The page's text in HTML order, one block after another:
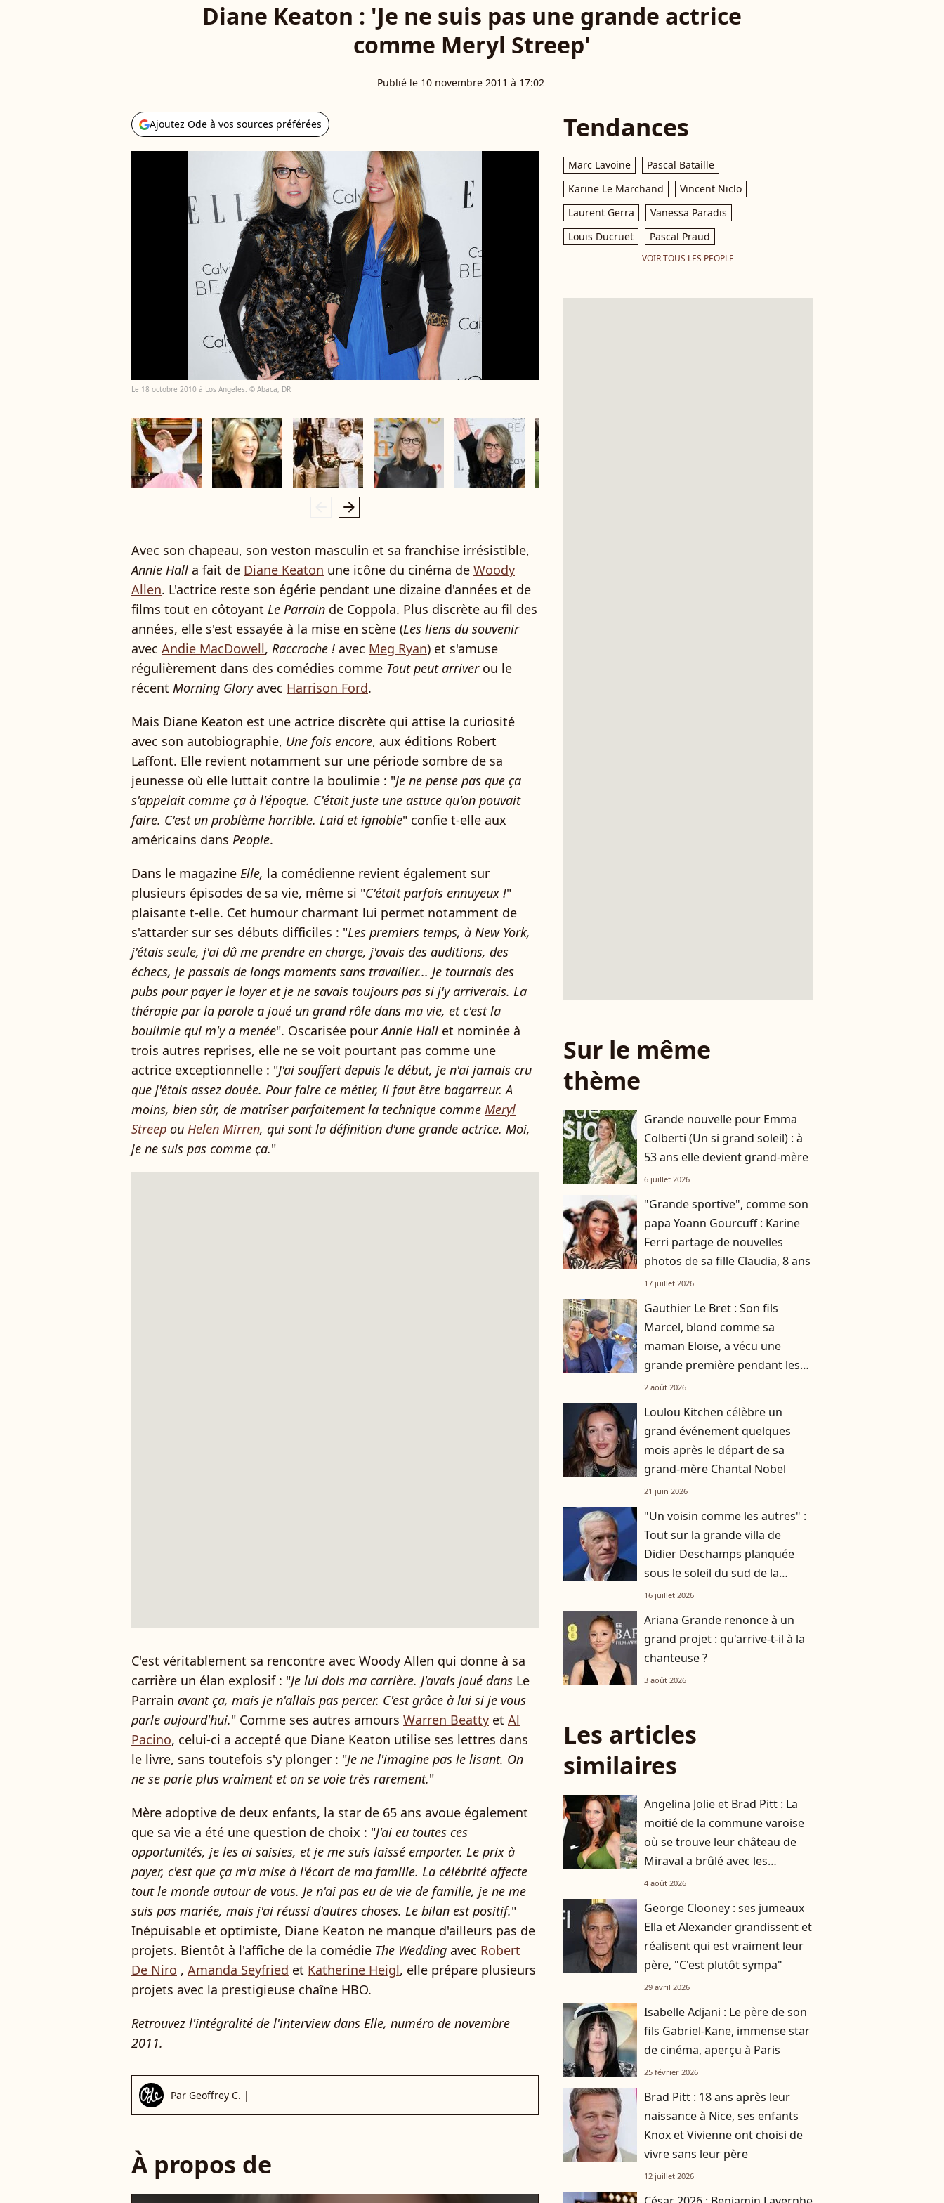
Diane Keaton : 'Je ne suis pas une grande actrice
comme Meryl Streep'
Publié le 10 novembre 2011 à 17:02
Ajoutez Ode à vos sources préférées
Le 18 octobre 2010 à Los Angeles. © Abaca, DR
arrow_right
Avec son chapeau, son veston masculin et sa franchise irrésistible,
Annie Hall a fait de Diane Keaton une icône du cinéma de Woody
Allen. L'actrice reste son égérie pendant une dizaine d'années et de
films tout en côtoyant Le Parrain de Coppola. Plus discrète au fil des
années, elle s'est essayée à la mise en scène (Les liens du souvenir
avec Andie MacDowell, Raccroche ! avec Meg Ryan) et s'amuse
régulièrement dans des comédies comme Tout peut arriverou le
récent Morning Gloryavec Harrison Ford.
Mais Diane Keaton est une actrice discrète qui attise la curiosité
avec son autobiographie, Une fois encore, aux éditions Robert
Laffont. Elle revient notamment sur une période sombre de sa
jeunesse où elle luttait contre la boulimie : "Je ne pense pas que ça
s'appelait comme ça à l'époque. C'était juste une astuce qu'on pouvait
faire. C'est un problème horrible. Laid et ignoble" confie t-elle aux
américains dans People.
Dans le magazine Elle, la comédienne revient également sur
plusieurs épisodes de sa vie, même si "C'était parfois ennuyeux !"
plaisante t-elle. Cet humour charmant lui permet notamment de
s'attarder sur ses débuts difficiles : "Les premiers temps, à New York,
j'étais seule, j'ai dû me prendre en charge, j'avais des auditions, des
échecs, je passais de longs moments sans travailler... Je tournais des
pubs pour payer le loyer et je ne savais toujours pas si j'y arriverais. La
thérapie par la parole a joué un grand rôle dans ma vie, et c'est la
boulimie qui m'y a menée". Oscarisée pourAnnie Hall et nominée à
trois autres reprises, elle ne se voit pourtant pas comme une
actrice exceptionnelle : "J'ai souffert depuis le début, je n'ai jamais cru
que j'étais assez douée. Pour faire ce métier, il faut être bagarreur. A
moins, bien sûr, de matrîser parfaitement la technique comme Meryl
Streep ou Helen Mirren, qui sont la définition d'une grande actrice. Moi,
je ne suis pas comme ça."
C'est véritablement sa rencontre avec Woody Allen qui donne à sa
carrière un élan explosif : "Je lui dois ma carrière. J'avais joué dans Le
Parrain avant ça, mais je n'allais pas percer. C'est grâce à lui si je vous
parle aujourd'hui." Comme ses autres amours Warren Beatty et Al
Pacino, celui-ci a accepté que Diane Keaton utilise ses lettres dans
le livre, sans toutefois s'y plonger : "Je ne l'imagine pas le lisant. On
ne se parle plus vraiment et on se voie très rarement."
Mère adoptive de deux enfants, la star de 65 ans avoue également
que sa vie a été une question de choix : "J'ai eu toutes ces
opportunités, je les ai saisies, et je me suis laissé emporter. Le prix à
payer, c'est que ça m'a mise à l'écart de ma famille. La célébrité affecte
tout le monde autour de vous. Je n'ai pas eu de vie de famille, je ne me
suis pas mariée, mais j'ai réussi d'autres choses. Le bilan est positif."
Inépuisable et optimiste, Diane Keaton ne manque d'ailleurs pas de
projets. Bientôt à l'affiche de la comédie The Wedding avec Robert
De Niro , Amanda Seyfried et Katherine Heigl, elle prépare plusieurs
projets avec la prestigieuse chaîne HBO.
Retrouvez l'intégralité de l'interview dans Elle, numéro de novembre
2011.
Par Geoffrey C. |
À propos de
Tendances
Marc Lavoine
Pascal Bataille
Karine Le Marchand
Vincent Niclo
Laurent Gerra
Vanessa Paradis
Louis Ducruet
Pascal Praud
VOIR TOUS LES PEOPLE
Sur le même
thème
Grande nouvelle pour Emma
Colberti (Un si grand soleil) : à
53 ans elle devient grand-mère
6 juillet 2026
"Grande sportive", comme son
papa Yoann Gourcuff : Karine
Ferri partage de nouvelles
photos de sa fille Claudia, 8 ans
17 juillet 2026
Gauthier Le Bret : Son fils
Marcel, blond comme sa
maman Eloïse, a vécu une
grande première pendant les
vacances
2 août 2026
Loulou Kitchen célèbre un
grand événement quelques
mois après le départ de sa
grand-mère Chantal Nobel
21 juin 2026
"Un voisin comme les autres" :
Tout sur la grande villa de
Didier Deschamps planquée
sous le soleil du sud de la
France
16 juillet 2026
Ariana Grande renonce à un
grand projet : qu'arrive-t-il à la
chanteuse ?
3 août 2026
Les articles
similaires
Angelina Jolie et Brad Pitt : La
moitié de la commune varoise
où se trouve leur château de
Miraval a brûlé avec les
incendies
4 août 2026
George Clooney : ses jumeaux
Ella et Alexander grandissent et
réalisent qui est vraiment leur
père, "C'est plutôt sympa"
29 avril 2026
Isabelle Adjani : Le père de son
fils Gabriel-Kane, immense star
de cinéma, aperçu à Paris
25 février 2026
Brad Pitt : 18 ans après leur
naissance à Nice, ses enfants
Knox et Vivienne ont choisi de
vivre sans leur père
12 juillet 2026